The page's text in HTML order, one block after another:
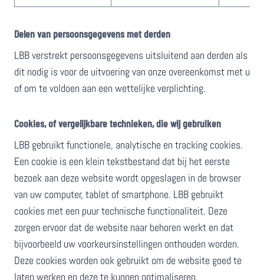
​​​​Delen van persoonsgegevens met derden
LBB verstrekt persoonsgegevens uitsluitend aan derden als
dit nodig is voor de uitvoering van onze overeenkomst met u
of om te voldoen aan een wettelijke verplichting.
Cookies, of vergelijkbare technieken, die wij gebruiken
LBB gebruikt functionele, analytische en tracking cookies.
Een cookie is een klein tekstbestand dat bij het eerste
bezoek aan deze website wordt opgeslagen in de browser
van uw computer, tablet of smartphone. LBB gebruikt
cookies met een puur technische functionaliteit. Deze
zorgen ervoor dat de website naar behoren werkt en dat
bijvoorbeeld uw voorkeursinstellingen onthouden worden.
Deze cookies worden ook gebruikt om de website goed te
laten werken en deze te kunnen optimaliseren.